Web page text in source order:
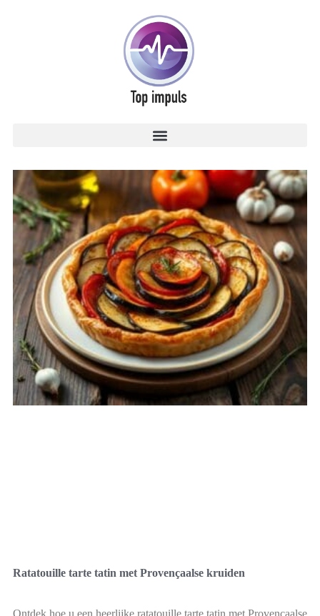
Ratatouille tarte tatin met Provençaalse kruiden
Ontdek hoe u een heerlijke ratatouille tarte tatin met Provençaalse